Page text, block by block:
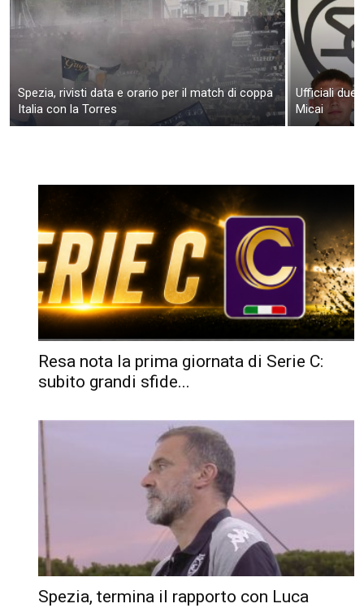
Spezia, rivisti data e orario per il match di coppa
Italia con la Torres
Ufficiali due
Micai
Resa nota la prima giornata di Serie C:
subito grandi sfide...
Spezia, termina il rapporto con Luca